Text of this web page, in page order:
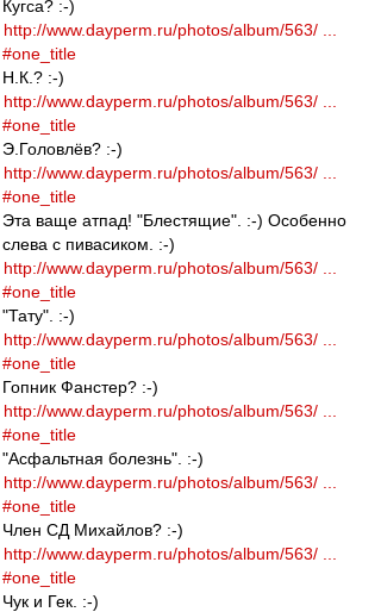
Кугса? :-)
http://www.dayperm.ru/photos/album/563/ ...
#one_title
Н.К.? :-)
http://www.dayperm.ru/photos/album/563/ ...
#one_title
Э.Головлёв? :-)
http://www.dayperm.ru/photos/album/563/ ...
#one_title
Эта ваще атпад! "Блестящие". :-) Особенно
слева с пивасиком. :-)
http://www.dayperm.ru/photos/album/563/ ...
#one_title
"Тату". :-)
http://www.dayperm.ru/photos/album/563/ ...
#one_title
Гопник Фанстер? :-)
http://www.dayperm.ru/photos/album/563/ ...
#one_title
"Асфальтная болезнь". :-)
http://www.dayperm.ru/photos/album/563/ ...
#one_title
Член СД Михайлов? :-)
http://www.dayperm.ru/photos/album/563/ ...
#one_title
Чук и Гек. :-)